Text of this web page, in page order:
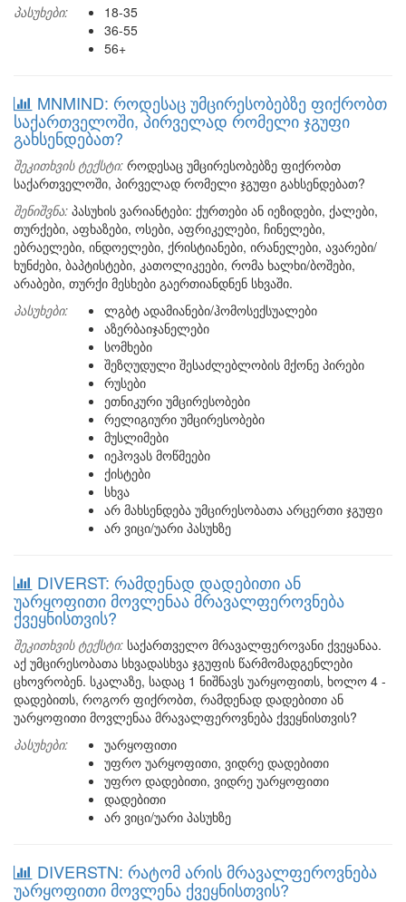
პასუხები:
18-35
36-55
56+
MNMIND: როდესაც უმცირესობებზე ფიქრობთ
საქართველოში, პირველად რომელი ჯგუფი
გახსენდებათ?
შეკითხვის ტექსტი: როდესაც უმცირესობებზე ფიქრობთ
საქართველოში, პირველად რომელი ჯგუფი გახსენდებათ?
შენიშვნა: პასუხის ვარიანტები: ქურთები ან იეზიდები, ქალები,
თურქები, აფხაზები, ოსები, აფრიკელები, ჩინელები,
ებრაელები, ინდოელები, ქრისტიანები, ირანელები, ავარები/
ხუნძები, ბაპტისტები, კათოლიკეები, რომა ხალხი/ბოშები,
არაბები, თურქი მესხები გაერთიანდნენ სხვაში.
პასუხები:
ლგბტ ადამიანები/ჰომოსექსუალები
აზერბაიჯანელები
სომხები
შეზღუდული შესაძლებლობის მქონე პირები
რუსები
ეთნიკური უმცირესობები
რელიგიური უმცირესობები
მუსლიმები
იეჰოვას მოწმეები
ქისტები
სხვა
არ მახსენდება უმცირესობათა არცერთი ჯგუფი
არ ვიცი/უარი პასუხზე
DIVERST: რამდენად დადებითი ან
უარყოფითი მოვლენაა მრავალფეროვნება
ქვეყნისთვის?
შეკითხვის ტექსტი: საქართველო მრავალფეროვანი ქვეყანაა.
აქ უმცირესობათა სხვადასხვა ჯგუფის წარმომადგენლები
ცხოვრობენ. სკალაზე, სადაც 1 ნიშნავს უარყოფითს, ხოლო 4 -
დადებითს, როგორ ფიქრობთ, რამდენად დადებითი ან
უარყოფითი მოვლენაა მრავალფეროვნება ქვეყნისთვის?
პასუხები:
უარყოფითი
უფრო უარყოფითი, ვიდრე დადებითი
უფრო დადებითი, ვიდრე უარყოფითი
დადებითი
არ ვიცი/უარი პასუხზე
DIVERSTN: რატომ არის მრავალფეროვნება
უარყოფითი მოვლენა ქვეყნისთვის?